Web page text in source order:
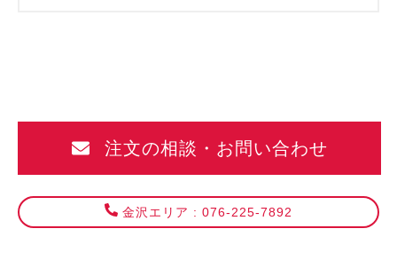
注文の相談・お問い合わせ
金沢エリア : 076-225-7892